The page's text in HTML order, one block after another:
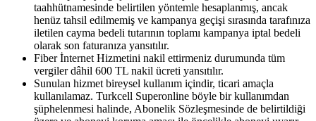
taahhütnamesinde belirtilen yöntemle hesaplanmış, ancak
henüz tahsil edilmemiş ve kampanya geçişi sırasında tarafınıza
iletilen cayma bedeli tutarının toplamı kampanya iptal bedeli
olarak son faturanıza yansıtılır.
Fiber İnternet Hizmetini nakil ettirmeniz durumunda tüm
vergiler dâhil 600 TL nakil ücreti yansıtılır.
Sunulan hizmet bireysel kullanım içindir, ticari amaçla
kullanılamaz. Turkcell Superonline böyle bir kullanımdan
şüphelenmesi halinde, Abonelik Sözleşmesinde de belirtildiği